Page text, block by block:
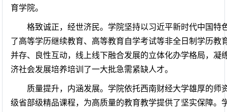
育学院。
格致诚正，经世济民。学院坚持以习近平新时代中国
了高等学历继续教育、高等教育自学考试等非全日制学历
并存、良性互动，线上线下融合发展的立体化办学格局，
济社会发展培养培训了一大批急需紧缺人才。
质量提升，内涵发展。学院依托西南财经大学雄厚的
级省部级精品课程，为高质量的教育教学提供了坚实保障。